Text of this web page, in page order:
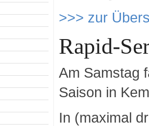
>>> zur
Rapid-
Am Samstag
Saison in
In (maximal